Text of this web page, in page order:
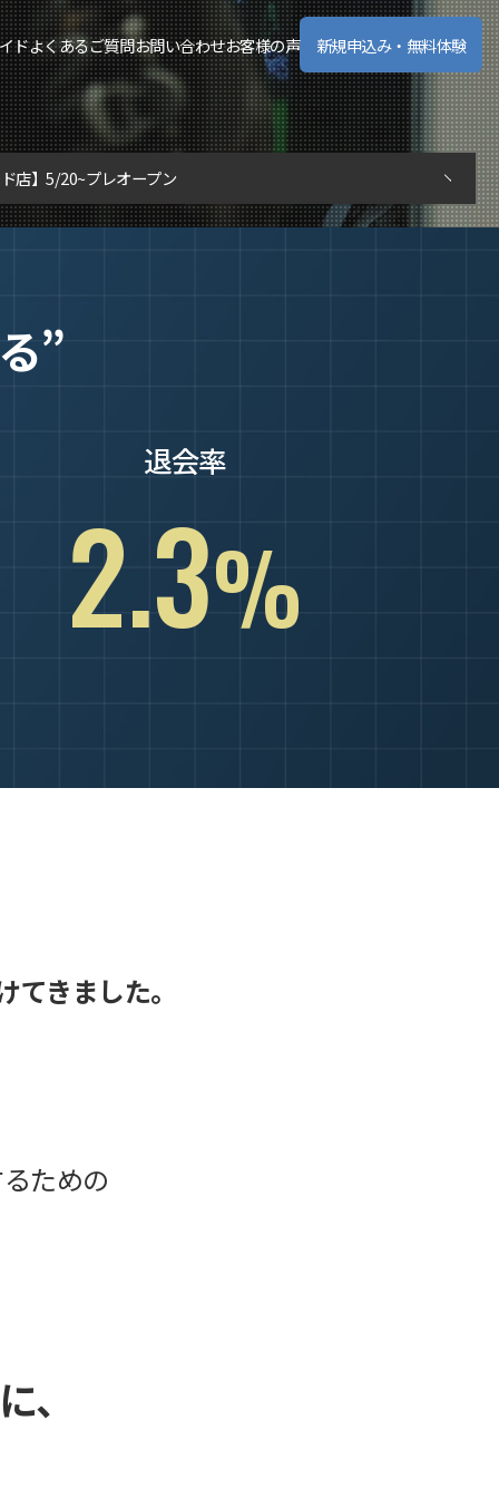
ドよくあるご質問お問い合わせお客様の声 新規申込み・無料体験
ド店】5/20~プレオープン
”
退会率
2.3%
てきました｡
ための
、